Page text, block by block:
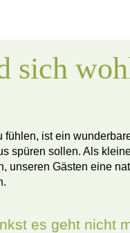
sich
ist ein
spüren sollen. Als
unseren Gästen eine
es geht nicht